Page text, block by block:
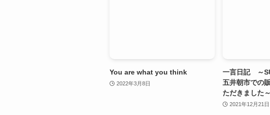
You are what you think
2022年3月8日
一言日記 ～
五井朝市での
ただきました～
2021年12月21日